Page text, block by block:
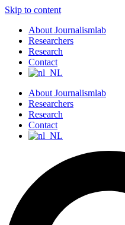
Skip to content
About Journalismlab
Researchers
Research
Contact
About Journalismlab
Researchers
Research
Contact